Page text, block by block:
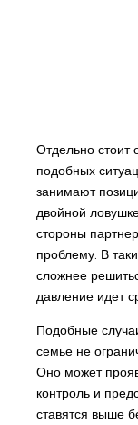
Отдельно стоит
подобных
занимают
двойной
стороны
проблему. В
сложнее
давление идет
Подобные
семье не
Оно может
контроль и
ставятся выше